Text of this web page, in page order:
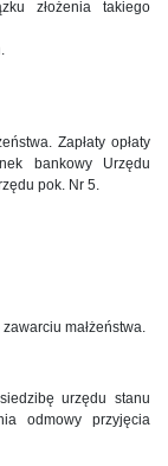
złożenia takiego
Zapłaty opłaty
bankowy Urzędu
pok. Nr 5.
małżeństwa.
urzędu stanu
odmowy przyjęcia